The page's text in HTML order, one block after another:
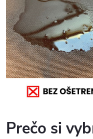
Prečo si